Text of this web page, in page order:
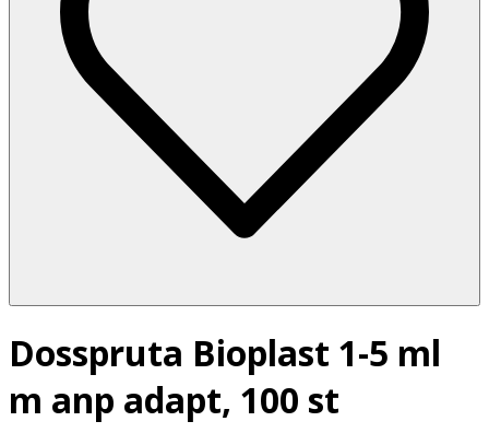
Dosspruta Bioplast 1-5 ml
m anp adapt, 100 st